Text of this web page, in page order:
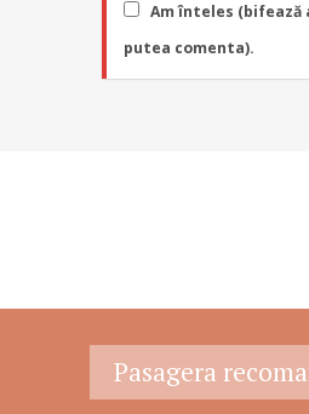
Am înteles (bifează
putea comenta).
Pasagera